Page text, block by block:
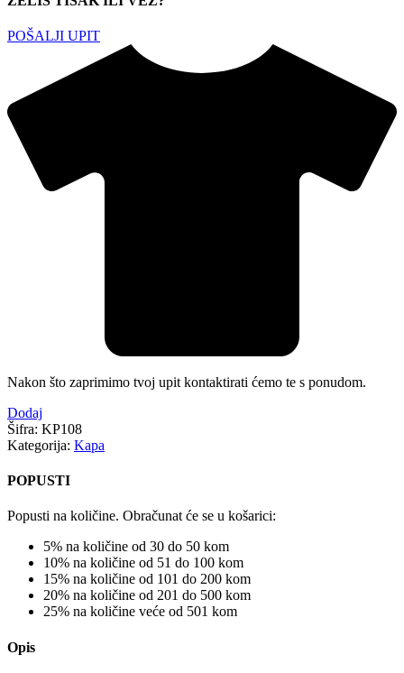
POŠALJI UPIT
Nakon što zaprimimo tvoj upit kontaktirati ćemo te s ponudom.
Dodaj
Šifra: KP108
Kategorija: Kapa
POPUSTI
Popusti na količine. Obračunat će se u košarici:
5% na količine od 30 do 50 kom
10% na količine od 51 do 100 kom
15% na količine od 101 do 200 kom
20% na količine od 201 do 500 kom
25% na količine veće od 501 kom
Opis